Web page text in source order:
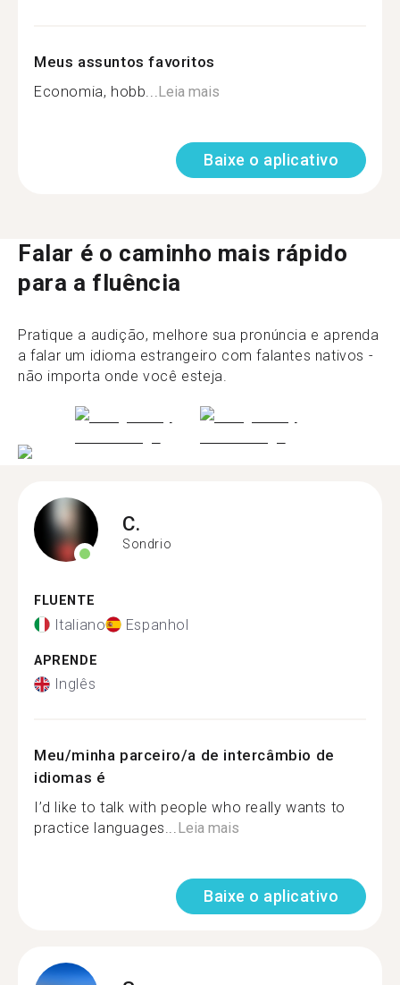
Meus assuntos favoritos
Economia, hobb... Leia mais
Baixe o aplicativo
Falar é o caminho mais rápido
para a fluência
Pratique a audição, melhore sua pronúncia e aprenda
a falar um idioma estrangeiro com falantes nativos -
não importa onde você esteja.
C.
Sondrio
FLUENTE
Italiano Espanhol
APRENDE
Inglês
Meu/minha parceiro/a de intercâmbio de
idiomas é
I’d like to talk with people who really wants to
practice languages...Leia mais
Baixe o aplicativo